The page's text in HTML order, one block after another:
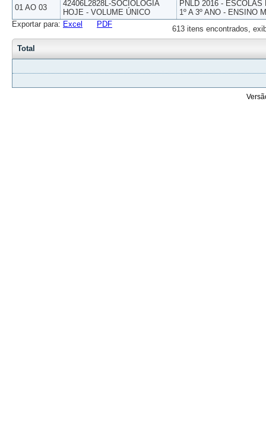
01 AO 03
42406L2828L-SOCIOLOGIA
HOJE - VOLUME ÚNICO
PNLD 2016 -
1º A 3º ANO - ENSINO
613 itens encontrados,
Exportar para: Excel PDF
Total